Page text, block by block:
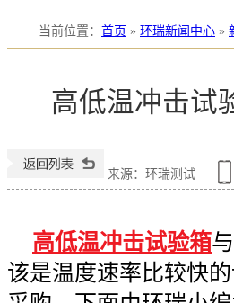
当前位置 ： 首页 » 环瑞新闻中心 »
高低温冲击试
来源：环瑞测试
高低温冲击试验箱与
该是温度速率比较快